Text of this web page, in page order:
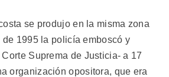
se produjo en la misma zona
1995 la policía emboscó y
Suprema de Justicia- a 17
organización opositora, que era